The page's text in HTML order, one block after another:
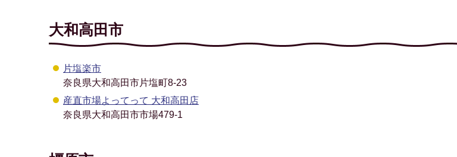
大和高田市
片塩楽市
奈良県大和高田市片塩町8-23
産直市場よってって 大和高田店
奈良県大和高田市市場479-1